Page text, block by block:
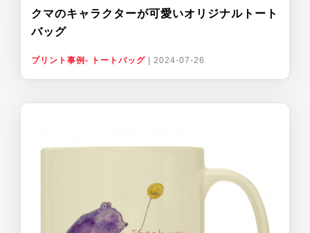
クマのキャラクターが可愛いオリジナルトート
バッグ
プリント事例- トートバッグ 2024-07-26